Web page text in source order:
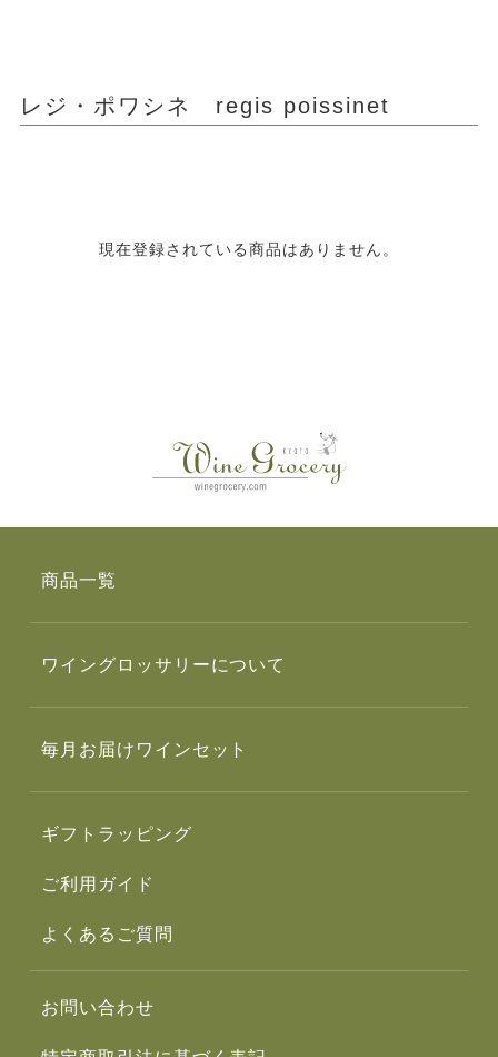
レジ・ポワシネ regis poissinet
現在登録されている商品はありません。
商品一覧
ワイングロッサリーについて
毎月お届けワインセット
ギフトラッピング
ご利用ガイド
よくあるご質問
お問い合わせ